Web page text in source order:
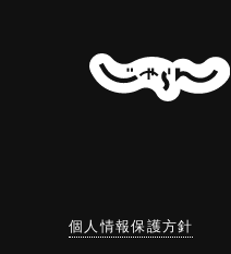
個人情報保護方針